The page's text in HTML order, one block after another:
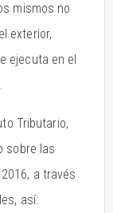
mismos no
exterior,
ejecuta en el
Tributario,
sobre las
a través
así: